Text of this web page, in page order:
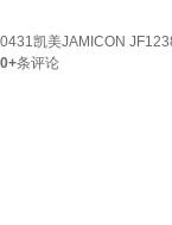
0431凯美JAMICON
0+条评论